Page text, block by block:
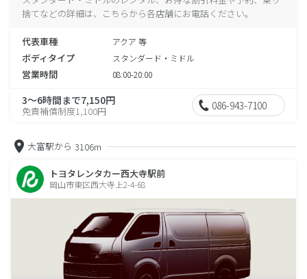
捨てなどの詳細は、こちらから各店舗にお電話ください。
代表車種 アクア 等
ボディタイプ スタンダード・ミドル
営業時間 08:00-20:00
3～6時間まで7,150円
免責補償制度1,100円 086-943-7100
大富駅から 3106m
トヨタレンタカー西大寺駅前
岡山市東区西大寺上2-4-68